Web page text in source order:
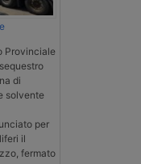
Provinciale
di
solvente
per
il
fermato